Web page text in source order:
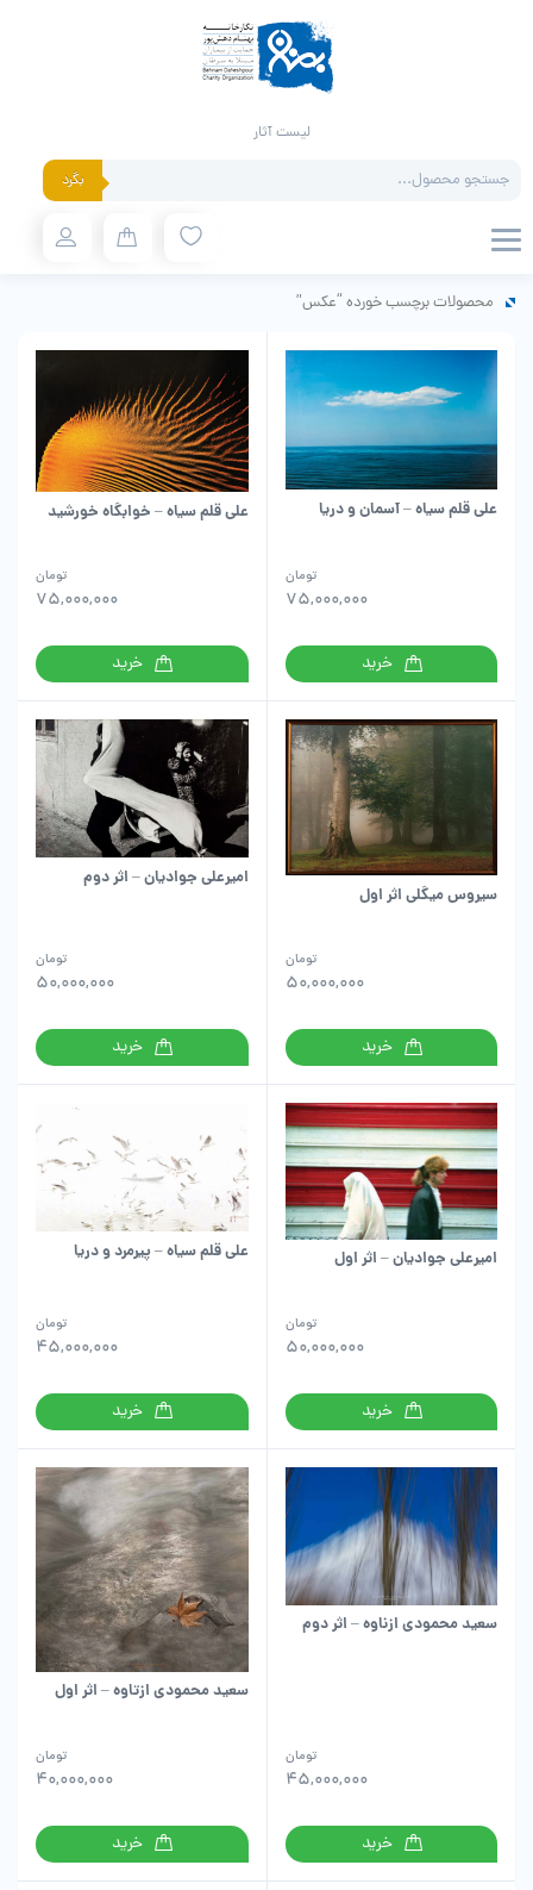
لیست آثار
search بگرد
محصولات برچسب خورده “عکس”
علی قلم سیاه – آسمان و دریا
75,000,000
تومان
خرید
علی قلم سیاه – خوابگاه خورشید
75,000,000
تومان
خرید
سیروس میگلی اثر اول
50,000,000
تومان
خرید
امیرعلی جوادیان – اثر دوم
50,000,000
تومان
خرید
امیرعلی جوادیان – اثر اول
50,000,000
تومان
خرید
علی قلم سیاه – پیرمرد و دریا
45,000,000
تومان
خرید
سعید محمودی ازناوه – اثر دوم
45,000,000
تومان
خرید
سعید محمودی ازتاوه – اثر اول
40,000,000
تومان
خرید